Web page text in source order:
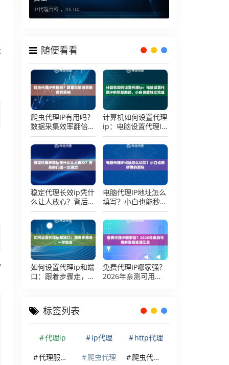
IP代理百科 ， 06-04
随便看看
爬虫代理IP有用吗？
数据采集效率翻倍的
真相
计算机如何设置代理
ip：电脑设置代理IP
的完整路径，小白也
能独立完成
稳定代理长效ip凭什
么让人放心？背后的
门道一次说清
电脑代理IP地址怎么
填写？小白也能秒懂
的教程
如何设置代理ip和端
口：跟着步骤走，一
免费代理IP哪家强？
2026年亲测可用的
标签列表
代理ip ip代理
http代理
代理服务器
爬虫代理
爬虫代理ip